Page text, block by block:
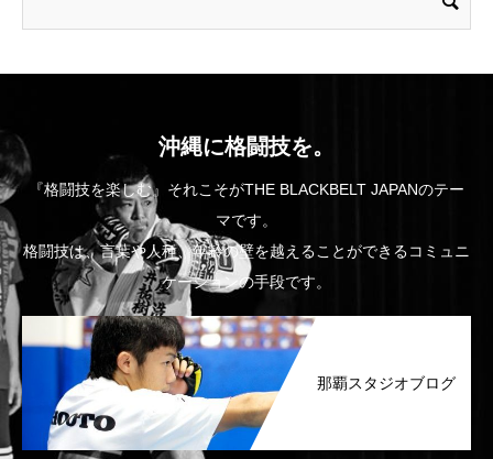
沖縄に格闘技を。
『格闘技を楽しむ』それこそがTHE BLACKBELT JAPANのテー
マです。
格闘技は、言葉や人種、年齢の壁を越えることができるコミュニ
ケーションの手段です。
那覇スタジオブログ